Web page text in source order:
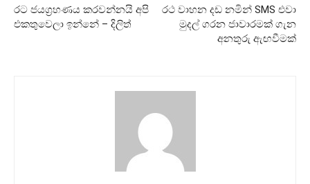
රට ජයග්‍රහණය කරවන්නයි අපි
එකතුවෙලා ඉන්නේ – දිලිත්
රථ වාහන දඩ නමින් SMS එවා
මුදල් ගරන ජාවාරමක් ගැන
අනතුරු ඇඟවීමක්